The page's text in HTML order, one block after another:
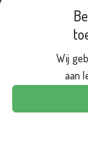
Wij
aan
daarom
Sarah,
afdeling